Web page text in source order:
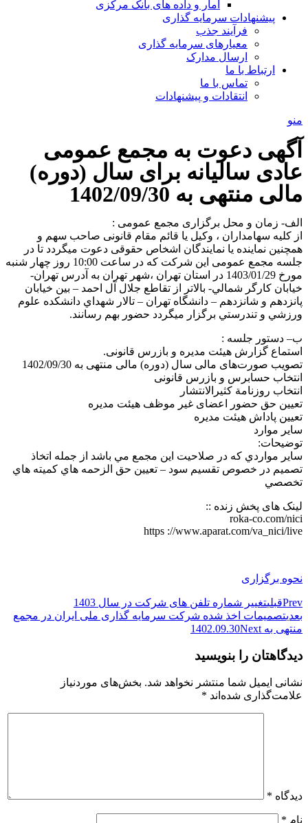
آمار و داده های بانک مرکزی
پیشنهادات سرمایه گذاری
فرآیند جذب
معیارهای سرمایه گذاری
ارسال مدارک
ارتباط با ما
تماس با ما
انتقادات و پیشنهادات
منو
آگهی دعوت به مجمع عمومی
عادی سالیانه برای سال (دوره)
مالی منتهی به 1402/09/30
الف- زمان و محل برگزاری مجمع عمومی :
از کلیه سهامداران ، وکیل یا قائم مقام قانونی صاحب سهم و
همچنین نماینده یا نمایندگان اشخاص حقوقی دعوت میگردد تا در
جلسه مجمع عمومی این شرکت که در ساعت 10:00 روز چهار شنبه
مورخ 1403/01/29 در استان تهران ،شهر تهران به آدرس تهران-
خيابان کارگر شمالي- بالاتر از تقاطع جلال آل احمد – بين خيابان
پانزدهم و شانزدهم – دانشگاه تهران – تالار شهداي دانشکده علوم
ورزشي و تندرستي برگزار میگردد حضور بهم رسانند.
ب– دستور جلسه :
استماع گزارش هیئت‌ مدیره و بازرس قانونی.
تصویب صورت‌های مالی سال (دوره) مالی منتهی به 1402/09/30
انتخاب حسابرس و بازرس قانونی
انتخاب روزنامة کثیر‌الانتشار
تعیین حق حضور اعضای غیر موظف هیئت مدیره
تعیین پاداش هیئت مدیره
سایر موارد
توضیحات:
ساير مواردي که در صلاحيت اين مجمع مي باشد از جمله اتخاذ
تصميم در خصوص تقسيم سود – تعيين حق الزحمه هاي کميته هاي
تخصصي
لینک های پخش زنده ::
roka-co.com/nici
https ://www.aparat.com/va_nici/live
نحوه برگزاری
Prevقبلیتغییر شماره تلفن های شرکت در سال 1403
بعدیتصمیمات اخذ شده شرکت سرمایه گذاری ملی ایران در مجمع
منتهی به 1402.09.30 Next
دیدگاهتان را بنویسید
نشانی ایمیل شما منتشر نخواهد شد. بخش‌های موردنیاز
علامت‌گذاری شده‌اند *
دیدگاه *
نام *